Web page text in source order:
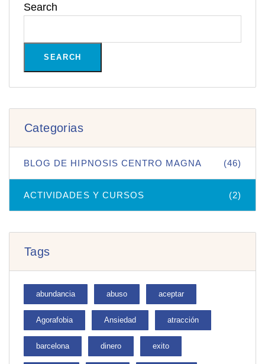
Search
SEARCH
Categorias
BLOG DE HIPNOSIS CENTRO MAGNA (46)
ACTIVIDADES Y CURSOS (2)
Tags
abundancia abuso aceptar
Agorafobia Ansiedad atracción
barcelona dinero exito